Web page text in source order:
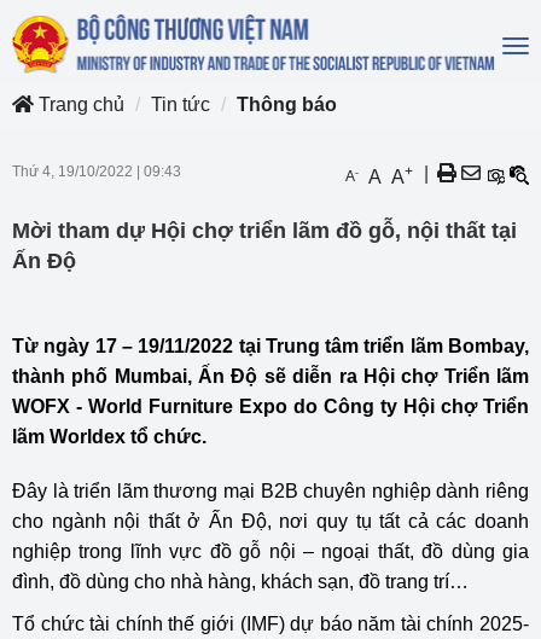
Trang chủ
Tin tức Thông báo
Thứ 4, 19/10/2022 09:43 A- A A+
Mời tham dự Hội chợ triển lãm đồ gỗ, nội thất tại
Ấn Độ
Từ ngày 17 – 19/11/2022 tại Trung tâm triển lãm Bombay,
thành phố Mumbai, Ấn Độ sẽ diễn ra Hội chợ Triển lãm
WOFX - World Furniture Expo do Công ty Hội chợ Triển
lãm Worldex tổ chức.
Đây là triển lãm thương mại B2B chuyên nghiệp dành riêng
cho ngành nội thất ở Ấn Độ, nơi quy tụ tất cả các doanh
nghiệp trong lĩnh vực đồ gỗ nội – ngoại thất, đồ dùng gia
đình, đồ dùng cho nhà hàng, khách sạn, đồ trang trí…
Tổ chức tài chính thế giới (IMF) dự báo năm tài chính 2025-